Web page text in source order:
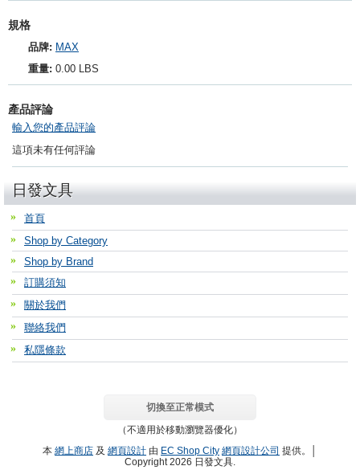
規格
品牌: MAX
重量: 0.00 LBS
產品評論
輸入您的產品評論
這項未有任何評論
日發文具
首頁
Shop by Category
Shop by Brand
訂購須知
關於我們
聯絡我們
私隱條款
切換至正常模式
（不適用於移動瀏覽器優化）
本 網上商店 及 網頁設計 由 EC Shop City 網頁設計公司 提供。│
Copyright 2026 日發文具.